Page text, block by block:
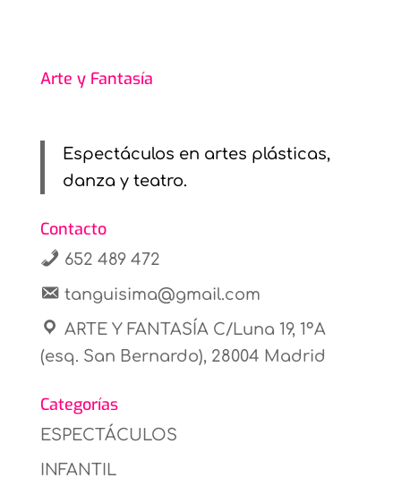
Arte y Fantasía
Espectáculos en artes plásticas,
danza y teatro.
Contacto
652 489 472
tanguisima@gmail.com
ARTE Y FANTASÍA C/Luna 19, 1ºA
(esq. San Bernardo), 28004 Madrid
Categorías
ESPECTÁCULOS
INFANTIL